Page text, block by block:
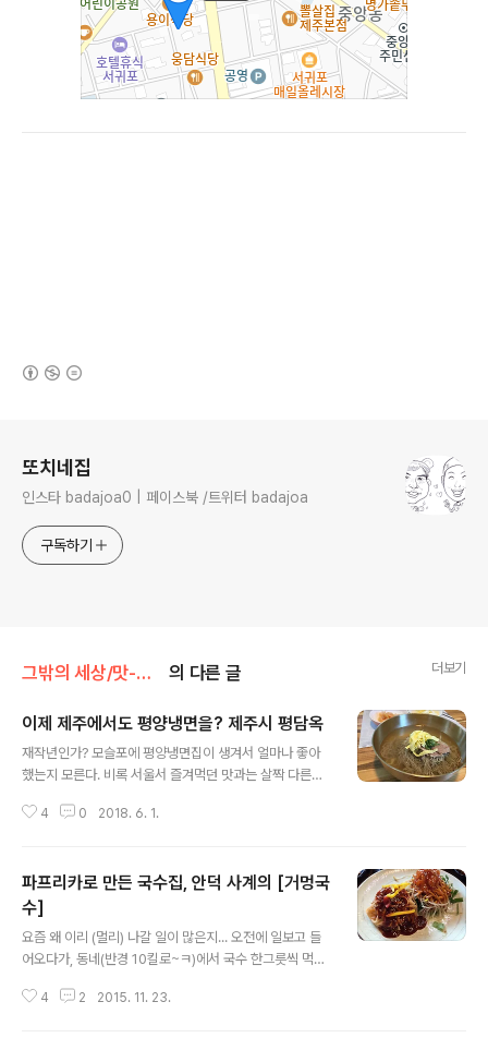
또치네집
인스타 badajoa0 | 페이스북 /트위터 badajoa
구독하기
그밖의 세상/맛-사먹은것 의 다른 글 더보기
이제 제주에서도 평양냉면을? 제주시 평담옥
재작년인가? 모슬포에 평양냉면집이 생겨서 얼마나 좋아
했는지 모른다. 비록 서울서 즐겨먹던 맛과는 살짝 다른감
냐며... ㅋ 그랬는데...!! 얼마전에 제주시에도 하나 더 생겼
다;;; ㅜ.ㅜ) 식당입성~ 일단, 평양냉면 하나씩과, 수육 반접
시를 시켰는데,수육하고 냉면이 같이 나왔으면 좋았겠지
만, 냉면이 훨씬 더 일찍 나왔다.(개인적으로 냉면을 고기에
싸 먹는걸 즐겨서... ㅋㅋㅋ) ​ 육수부터 한모금 마시고나서
냉면부터 흡입 시작~ 맛은 모슬포에 비하면, 군더더기가
좀 더 빠진 깔끔한 맛이랄까? 워낙 그럴싸한 수식어를 붙일
4 0 2018. 6. 1.
파프리카로 만든 국수집, 안덕 사계의 [거멍국
수]
요즘 왜 이리 (멀리) 나갈 일이 많은지... 오전에 일보고 들
어오다가, 동네(반경 10킬로~ㅋ)에서 국수 한그릇씩 먹고
점? 그게 뭘까 하다가 호기심에 들어가 본거~ㅋ 가게 이름
4 2 2015. 11. 23.